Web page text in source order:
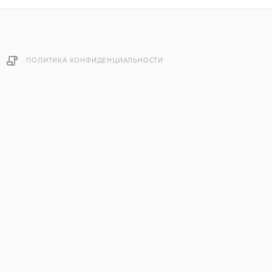
ПОЛИТИКА КОНФИДЕНЦИАЛЬНОСТИ